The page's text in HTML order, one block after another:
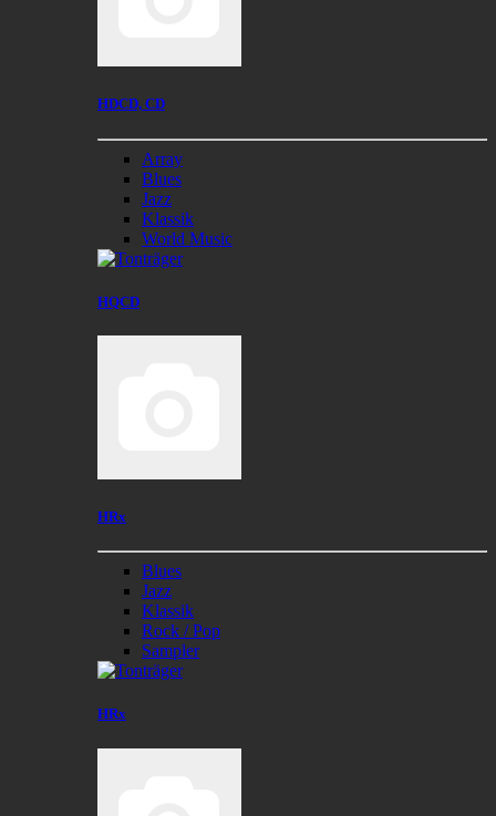
HDCD, CD
Array
Blues
Jazz
Klassik
World Music
HQCD
HRx
Blues
Jazz
Klassik
Rock / Pop
Sampler
HRx